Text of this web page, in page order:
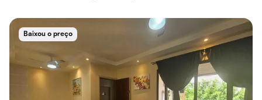
Baixou o preço